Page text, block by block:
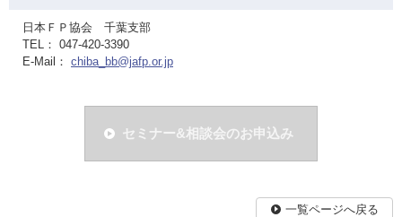
日本ＦＰ協会 千葉支部
TEL： 047-420-3390
E-Mail： chiba_bb@jafp.or.jp
セミナー&相談会のお申込み
一覧ページへ戻る